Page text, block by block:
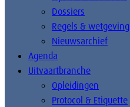
Dossiers
Regels & wetgeving
Nieuwsarchief
Agenda
Uitvaartbranche
Opleidingen
Protocol & Etiquette